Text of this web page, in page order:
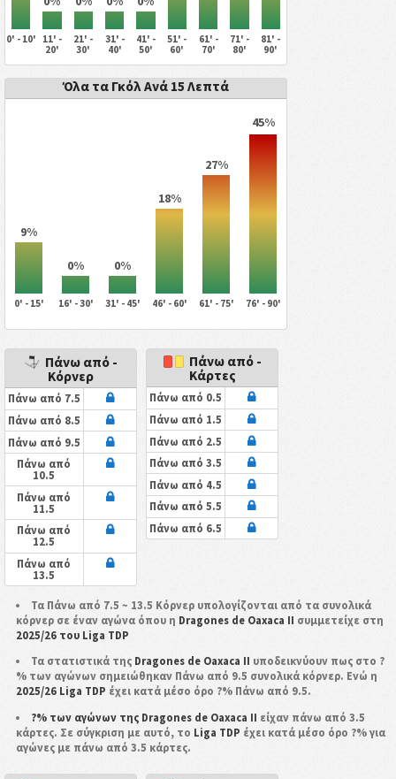
0' - 10'
11' -
20'
21' -
30'
31' -
40'
41' -
50'
51' -
60'
61' -
70'
71' -
80'
81' -
90'
Όλα τα Γκόλ Ανά 15 Λεπτά
9%
0% 0%
18%
27%
45%
0' - 15' 16' - 30' 31' - 45' 46' - 60' 61' - 75' 76' - 90'
Πάνω από -
Κόρνερ
Πάνω από 7.5
Πάνω από 8.5
Πάνω από 9.5
Πάνω από
10.5
Πάνω από
11.5
Πάνω από
12.5
Πάνω από
13.5
Πάνω από -
Κάρτες
Πάνω από 0.5
Πάνω από 1.5
Πάνω από 2.5
Πάνω από 3.5
Πάνω από 4.5
Πάνω από 5.5
Πάνω από 6.5
Τα Πάνω από 7.5 ~ 13.5 Κόρνερ υπολογίζονται από τα συνολικά
κόρνερ σε έναν αγώνα όπου η Dragones de Oaxaca II συμμετείχε στη
2025/26 του Liga TDP
Τα στατιστικά της Dragones de Oaxaca II υποδεικνύουν πως στο ?
% των αγώνων σημειώθηκαν Πάνω από 9.5 συνολικά κόρνερ. Ενώ η
2025/26 Liga TDP έχει κατά μέσο όρο ?% Πάνω από 9.5.
?% των αγώνων της Dragones de Oaxaca II είχαν πάνω από 3.5
κάρτες. Σε σύγκριση με αυτό, το Liga TDP έχει κατά μέσο όρο ?% για
αγώνες με πάνω από 3.5 κάρτες.